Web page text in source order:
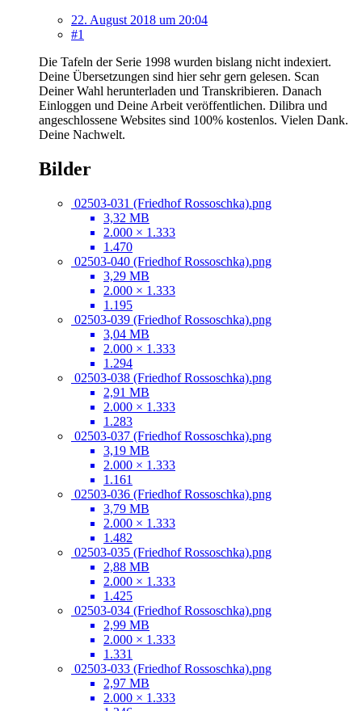
22. August 2018 um 20:04
#1
Die Tafeln der Serie 1998 wurden bislang nicht indexiert.
Deine Übersetzungen sind hier sehr gern gelesen. Scan
Deiner Wahl herunterladen und Transkribieren. Danach
Einloggen und Deine Arbeit veröffentlichen. Dilibra und
angeschlossene Websites sind 100% kostenlos. Vielen Dank.
Deine Nachwelt.
Bilder
02503-031 (Friedhof Rossoschka).png
3,32 MB
2.000 × 1.333
1.470
02503-040 (Friedhof Rossoschka).png
3,29 MB
2.000 × 1.333
1.195
02503-039 (Friedhof Rossoschka).png
3,04 MB
2.000 × 1.333
1.294
02503-038 (Friedhof Rossoschka).png
2,91 MB
2.000 × 1.333
1.283
02503-037 (Friedhof Rossoschka).png
3,19 MB
2.000 × 1.333
1.161
02503-036 (Friedhof Rossoschka).png
3,79 MB
2.000 × 1.333
1.482
02503-035 (Friedhof Rossoschka).png
2,88 MB
2.000 × 1.333
1.425
02503-034 (Friedhof Rossoschka).png
2,99 MB
2.000 × 1.333
1.331
02503-033 (Friedhof Rossoschka).png
2,97 MB
2.000 × 1.333